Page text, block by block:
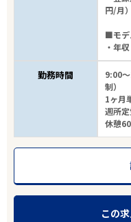
円/月）
■モデ
・年
勤務時間
9:00
制）
1ヶ月
週所
休憩
この